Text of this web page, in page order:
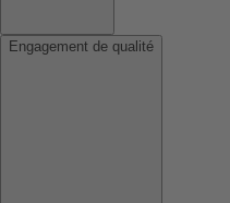
Engagement de qualité